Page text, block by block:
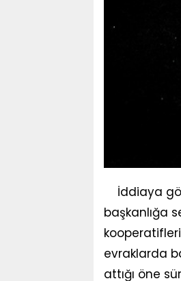
İddiaya
başkanlığa
evraklarda
attığı öne